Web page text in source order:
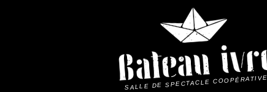
SALLE DE SPECTACLE COOPÉRATIVE